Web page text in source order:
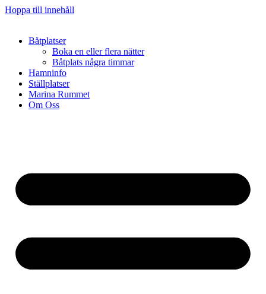
Hoppa till innehåll
Båtplatser
Boka en eller flera nätter
Båtplats några timmar
Hamninfo
Ställplatser
Marina Rummet
Om Oss